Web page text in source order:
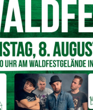
Großeinsatz in
Grenzüberschreitende
Schweizer (67)
Aktuell 5. August 2026
Anzeige